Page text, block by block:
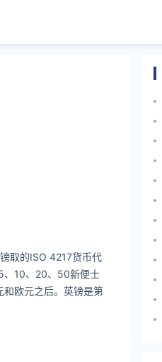
取的ISO 4217货币代
、10、20、50新便士
和欧元之后。英镑是第